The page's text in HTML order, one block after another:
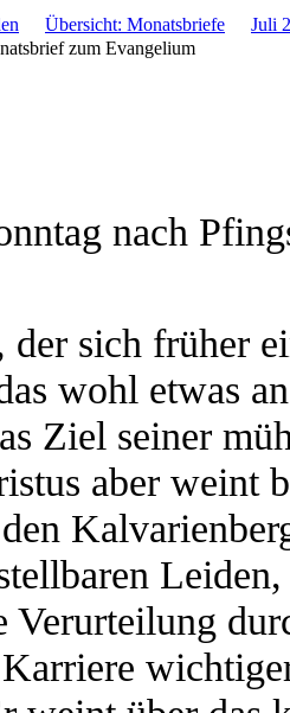
Übersicht: Monatsbriefe
Juli
zum Evangelium
nach
sich früher
wohl etwas
Ziel seiner
aber weint
Verurteilung